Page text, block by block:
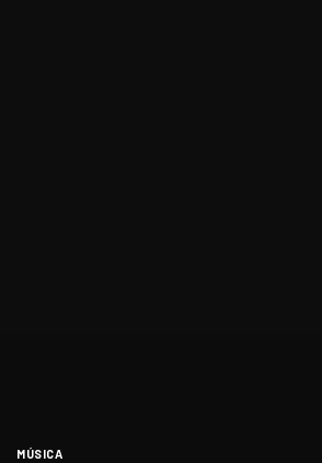
MÚSICA